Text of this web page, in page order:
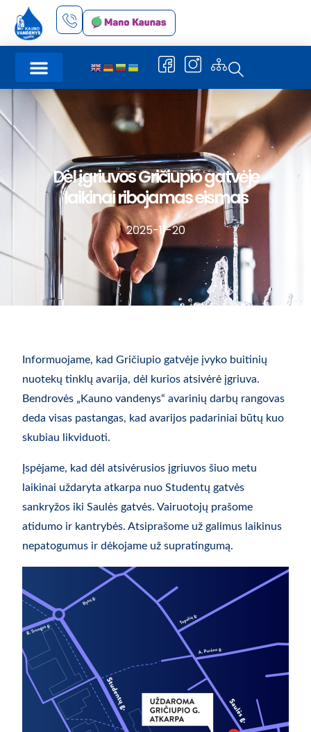
Dėl įgriuvos Gričiupio gatvėje
laikinai ribojamas eismas
2025-11-20
Informuojame, kad Gričiupio gatvėje įvyko buitinių
nuotekų tinklų avarija, dėl kurios atsivėrė įgriuva.
Bendrovės „Kauno vandenys“ avarinių darbų rangovas
deda visas pastangas, kad avarijos padariniai būtų kuo
skubiau likviduoti.
Įspėjame, kad dėl atsivėrusios įgriuvos šiuo metu
laikinai uždaryta atkarpa nuo Studentų gatvės
sankryžos iki Saulės gatvės. Vairuotojų prašome
atidumo ir kantrybės. Atsiprašome už galimus laikinus
nepatogumus ir dėkojame už supratingumą.